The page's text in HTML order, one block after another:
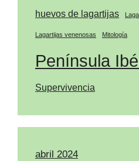
huevos de lagartijas
Lagartijas venenosas Mitología
Península
Supervivencia
abril 2024